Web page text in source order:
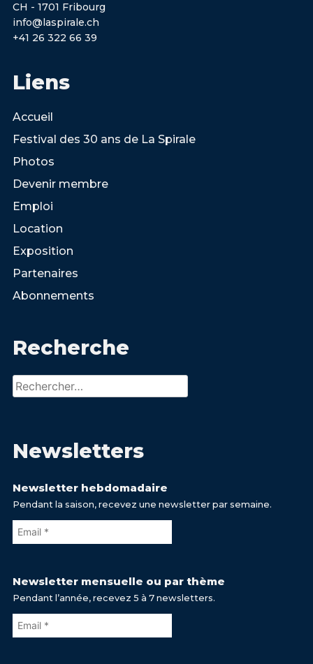
CH - 1701 Fribourg
info@laspirale.ch
+41 26 322 66 39
Liens
Accueil
Festival des 30 ans de La Spirale
Photos
Devenir membre
Emploi
Location
Exposition
Partenaires
Abonnements
Recherche
Rechercher :
Newsletters
Newsletter hebdomadaire
Pendant la saison, recevez une newsletter par semaine.
Newsletter mensuelle ou par thème
Pendant l’année, recevez 5 à 7 newsletters.